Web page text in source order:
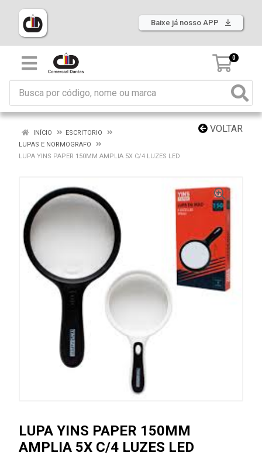
Baixe já nosso APP
0
VOLTAR
INÍCIO
ESCRITORIO
LUPAS E NORMOGRAFO
LUPA YINS PAPER 150MM AMPLIA 5X C/4 LUZES LED
LUPA YINS PAPER 150MM
AMPLIA 5X C/4 LUZES LED